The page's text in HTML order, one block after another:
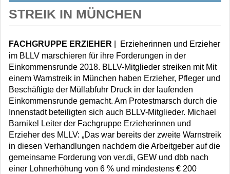
STREIK IN MÜNCHEN
FACHGRUPPE ERZIEHER | Erzieherinnen und Erzieher
im BLLV marschieren für ihre Forderungen in der
Einkommensrunde 2018. BLLV-Mitglieder streiken mit Mit
einem Warnstreik in München haben Erzieher, Pfleger und
Beschäftigte der Müllabfuhr Druck in der laufenden
Einkommensrunde gemacht. Am Protestmarsch durch die
Innenstadt beteiligten sich auch BLLV-Mitglieder. Michael
Barnikel Leiter der Fachgruppe Erzieherinnen und
Erzieher des MLLV: „Das war bereits der zweite Warnstreik
in diesen Verhandlungen nachdem die Arbeitgeber auf die
gemeinsame Forderung von ver.di, GEW und dbb nach
einer Lohnerhöhung von 6 % und mindestens € 200